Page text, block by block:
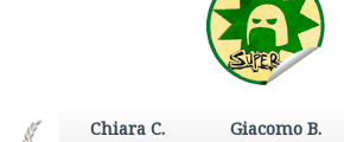
Chiara C. Giacomo B.